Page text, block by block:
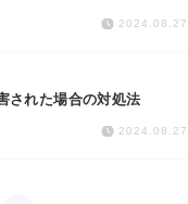
2024.08.27
された場合の対処法
2024.08.27